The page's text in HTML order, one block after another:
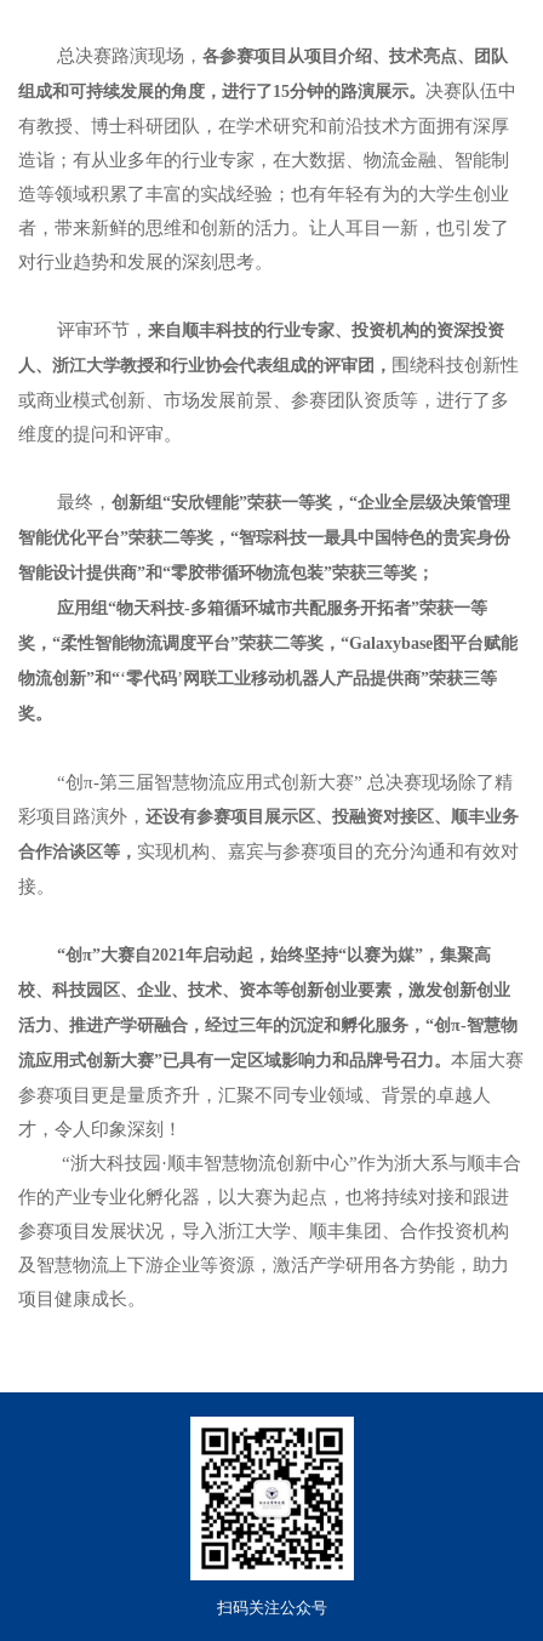
总决赛路演现场，各参赛项目从项目介绍、技术亮点、团队
组成和可持续发展的角度，进行了15分钟的路演展示。 决赛队伍中
有教授、博士科研团队，在学术研究和前沿技术方面拥有深厚
造诣；有从业多年的行业专家，在大数据、物流金融、智能制
造等领域积累了丰富的实战经验；也有年轻有为的大学生创业
者，带来新鲜的思维和创新的活力。让人耳目一新，也引发了
对行业趋势和发展的深刻思考。
评审环节，来自顺丰科技的行业专家、投资机构的资深投资
人、浙江大学教授和行业协会代表组成的评审团， 围绕科技创新性
或商业模式创新、市场发展前景、参赛团队资质等，进行了多
维度的提问和评审。
最终，创新组“安欣锂能”荣获一等奖，“企业全层级决策管理
智能优化平台”荣获二等奖，“智琮科技一最具中国特色的贵宾身份
智能设计提供商”和“零胶带循环物流包装”荣获三等奖；
应用组“物天科技-多箱循环城市共配服务开拓者”荣获一等
奖，“柔性智能物流调度平台”荣获二等奖，“Galaxybase图平台赋能
物流创新”和“‘零代码’ 网联工业移动机器人产品提供商”荣获三等
奖。
“创π-第三届智慧物流应用式创新大赛” 总决赛现场除了精
彩项目路演外， 还设有参赛项目展示区、投融资对接区、顺丰业务
合作洽谈区等， 实现机构、嘉宾与参赛项目的充分沟通和有效对
接。
“创π”大赛自2021年启动起，始终坚持“以赛为媒”，集聚高
校、科技园区、企业、技术、资本等创新创业要素，激发创新创业
活力、推进产学研融合，经过三年的沉淀和孵化服务，“创π-智慧物
流应用式创新大赛”已具有一定区域影响力和品牌号召力。 本届大赛
参赛项目更是量质齐升，汇聚不同专业领域、背景的卓越人
才，令人印象深刻！
“浙大科技园·顺丰智慧物流创新中心”作为浙大系与顺丰合
作的产业专业化孵化器，以大赛为起点，也将持续对接和跟进
参赛项目发展状况，导入浙江大学、顺丰集团、合作投资机构
及智慧物流上下游企业等资源，激活产学研用各方势能，助力
项目健康成长。
扫码关注公众号